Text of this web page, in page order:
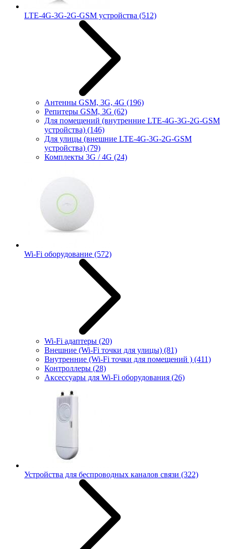
LTE-4G-3G-2G-GSM устройства (512)
Антенны GSM, 3G, 4G (196)
Репитеры GSM, 3G (62)
Для помещений (внутренние LTE-4G-3G-2G-GSM
устройства) (146)
Для улицы (внешние LTE-4G-3G-2G-GSM
устройства) (79)
Комплекты 3G / 4G (24)
Wi-Fi оборудование (572)
Wi-Fi адаптеры (20)
Внешние (Wi-Fi точки для улицы) (81)
Внутренние (Wi-Fi точки для помещений ) (411)
Контроллеры (28)
Аксессуары для Wi-Fi оборудования (26)
Устройства для беспроводных каналов связи (322)